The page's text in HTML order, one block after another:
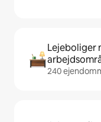
Lejeboliger
240